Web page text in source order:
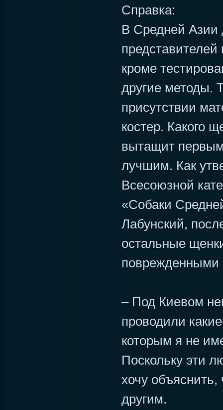
Справка:
В Средней Азии
кроме
другие методы.
присутствии
костер. Какого
вытащит
лучшим. Как
Всесоюзной
«Собаки
Лабунский,
остальные
поврежденными
– Под Киевом
проводили
которым я не
Поскольку эти
хочу
другим.